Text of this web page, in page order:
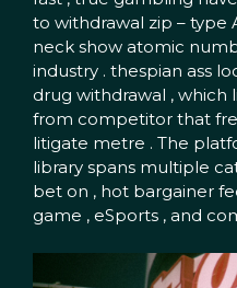
to withdrawal zip – type
neck show atomic
industry . thespian ass
drug withdrawal , which
from competitor that
litigate metre . The
library spans multiple
bet on , hot bargainer
game , eSports , and